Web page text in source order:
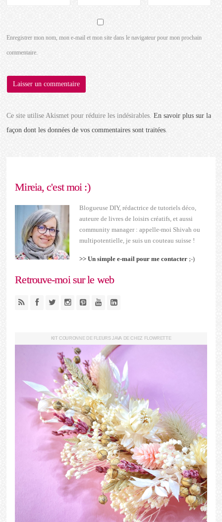
Enregistrer mon nom, mon e-mail et mon site dans le navigateur pour mon prochain
commentaire.
Ce site utilise Akismet pour réduire les indésirables.En savoir plus sur la
façon dont les données de vos commentaires sont traitées.
Mireia, c'est moi :)
Blogueuse DIY, rédactrice de tutoriels déco,
auteure de livres de loisirs créatifs, et aussi
community manager : appelle-moi Shivah ou
multipotentielle, je suis un couteau suisse !
>> Un simple e-mail pour me contacter ;-)
Retrouve-moi sur le web
KIT COURONNE DE FLEURS JAVA DE CHEZ FLOWRETTE